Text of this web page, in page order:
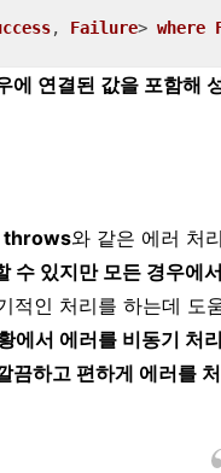
, Failure> where
에 연결된 값을 포함해
throws와 같은 에러 처
수 있지만 모든 경우에
적인 처리를 하는데 도
에서 에러를 비동기 처
끔하고 편하게 에러를